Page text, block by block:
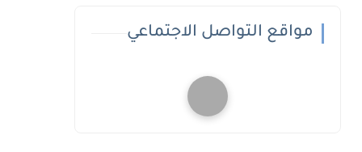
مواقع التواصل الاجتماعي